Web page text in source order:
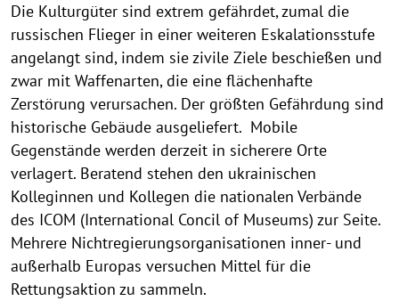
Die Kulturgüter sind extrem gefährdet, zumal die
russischen Flieger in einer weiteren Eskalationsstufe
angelangt sind, indem sie zivile Ziele beschießen und
zwar mit Waffenarten, die eine flächenhafte
Zerstörung verursachen. Der größten Gefährdung sind
historische Gebäude ausgeliefert. Mobile
Gegenstände werden derzeit in sicherere Orte
verlagert. Beratend stehen den ukrainischen
Kolleginnen und Kollegen die nationalen Verbände
des ICOM (International Concil of Museums) zur Seite.
Mehrere Nichtregierungsorganisationen inner- und
außerhalb Europas versuchen Mittel für die
Rettungsaktion zu sammeln.